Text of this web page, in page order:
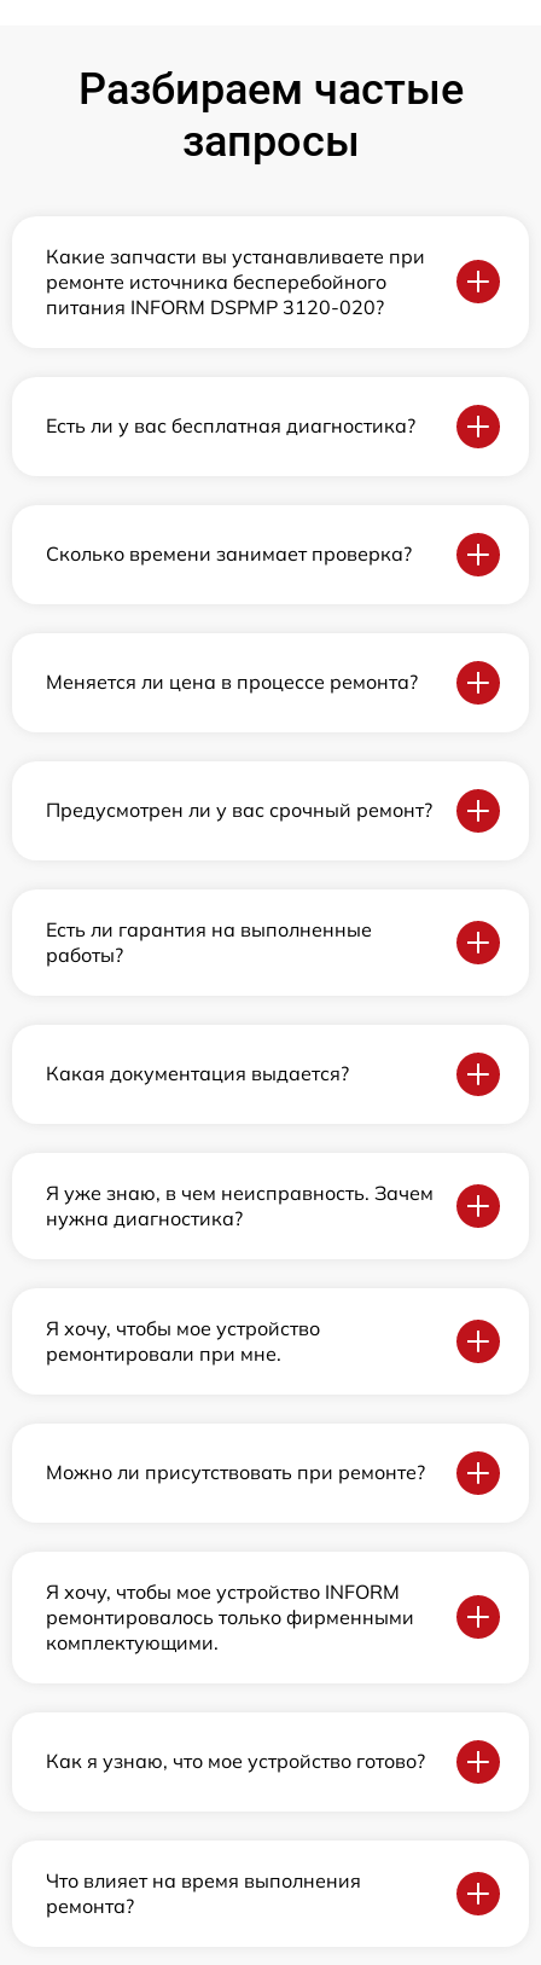
Разбираем частые
запросы
Какие запчасти вы устанавливаете при
ремонте источника бесперебойного
питания INFORM DSPMP 3120-020?
Есть ли у вас бесплатная диагностика?
Сколько времени занимает проверка?
Меняется ли цена в процессе ремонта?
Предусмотрен ли у вас срочный ремонт?
Есть ли гарантия на выполненные
работы?
Какая документация выдается?
Я уже знаю, в чем неисправность. Зачем
нужна диагностика?
Я хочу, чтобы мое устройство
ремонтировали при мне.
Можно ли присутствовать при ремонте?
Я хочу, чтобы мое устройство INFORM
ремонтировалось только фирменными
комплектующими.
Как я узнаю, что мое устройство готово?
Что влияет на время выполнения
ремонта?